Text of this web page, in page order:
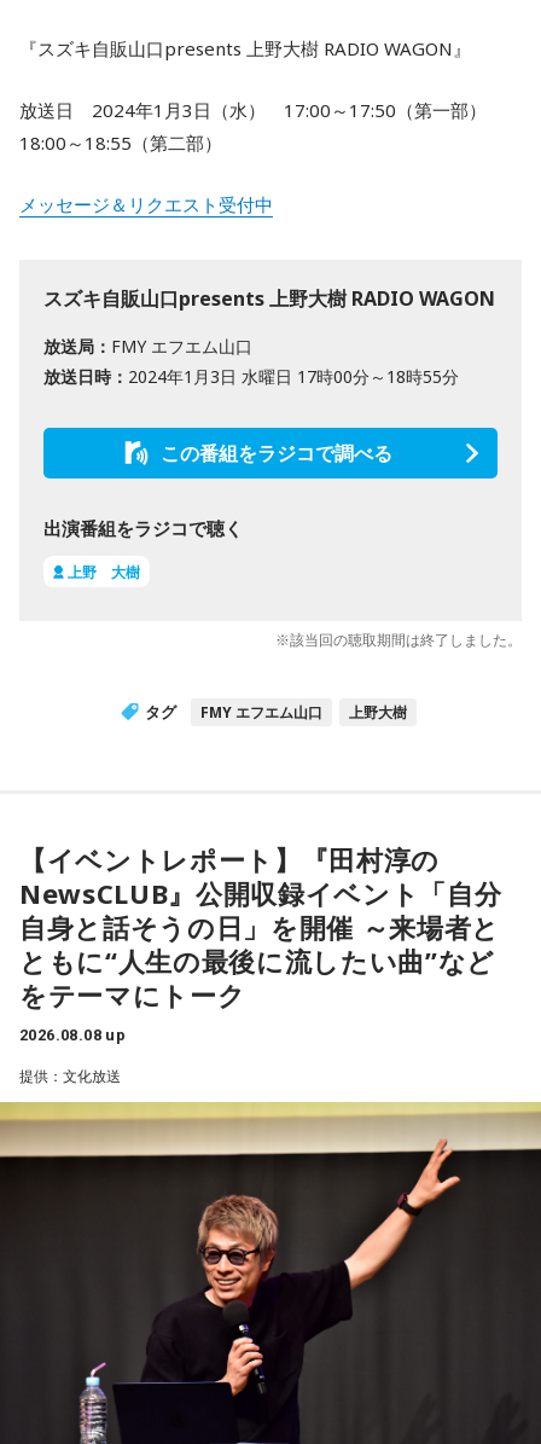
『スズキ自販山口presents 上野大樹 RADIO WAGON』
放送日 2024年1月3日（水） 17:00～17:50（第一部）
18:00～18:55（第二部）
メッセージ＆リクエスト受付中
スズキ自販山口presents 上野大樹 RADIO WAGON
放送局： FMY エフエム山口
放送日時： 2024年1月3日 水曜日 17時00分～18時55分
この番組をラジコで調べる
出演番組をラジコで聴く
上野 大樹
※該当回の聴取期間は終了しました。
タグ FMY エフエム山口 上野大樹
【イベントレポート】『田村淳の
NewsCLUB』公開収録イベント「自分
自身と話そうの日」を開催 ～来場者と
ともに“人生の最後に流したい曲”など
をテーマにトーク
2026.08.08 up
提供：文化放送